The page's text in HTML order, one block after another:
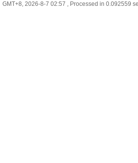
GMT+8, 2026-8-7 02:57 , Processed in 0.092559